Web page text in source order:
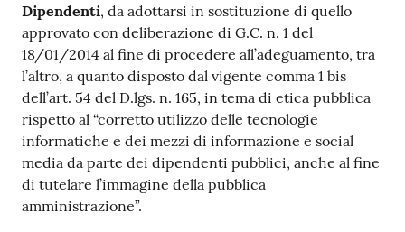
Dipendenti, da adottarsi in sostituzione di quello
approvato con deliberazione di G.C. n. 1 del
18/01/2014 al fine di procedere all’adeguamento, tra
l’altro, a quanto disposto dal vigente comma 1 bis
dell’art. 54 del D.lgs. n. 165, in tema di etica pubblica
rispetto al “corretto utilizzo delle tecnologie
informatiche e dei mezzi di informazione e social
media da parte dei dipendenti pubblici, anche al fine
di tutelare l’immagine della pubblica
amministrazione”.